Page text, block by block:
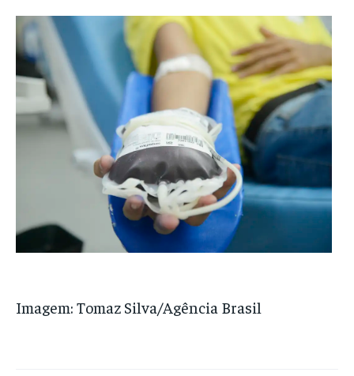
Imagem: Tomaz Silva/Agência Brasil